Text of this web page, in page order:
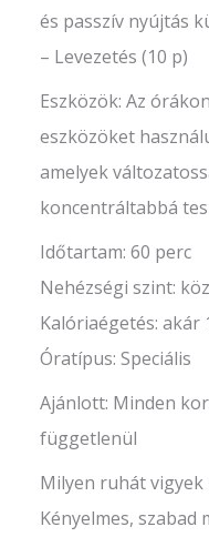
és passzív nyújtás
– Levezetés (10 p)
Eszközök: Az
eszközöket
amelyek
koncentráltabbá
Időtartam: 60 perc
Nehézségi szint:
Kalóriaégetés: akár
Óratípus: Speciális
Ajánlott: Minden
függetlenül
Milyen ruhát vigyek
Kényelmes, szabad